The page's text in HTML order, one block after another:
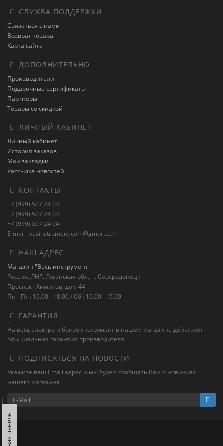
СЛУЖБА ПОДДЕРЖКИ
Связаться с нами
Возврат товара
Карта сайта
ДОПОЛНИТЕЛЬНО
Производители
Подарочные сертификаты
Партнёры
Товары со скидкой
ЛИЧНЫЙ КАБИНЕТ
Личный кабинет
История заказов
Мои закладки
Рассылка новостей
КОНТАКТЫ
+7 (999) 507 24 04
+7 (999) 507 24 04
+7 (999) 507 24 04
E-mail : vesinstrument.com@gmail.com
НАШ АДРЕС
Магазин "Весь инструмент"
Россия, ЛНР, Луганская обл., г. Северодонецк
Проспект Химиков, дом 44
Пн - Пт : 10.00 - 18.00 / Сб : 10.00 - 15.00
ГАРАНТИЯ
На весь электро и бензоинструмент в нашем магазине действует
официальная гарантия производителя
ПОДПИСАТЬСЯ НА НОВОСТИ
Укажите ваш Email адрес и мы будем сообщать Вам о новинках
нашего магазина
Левая панель